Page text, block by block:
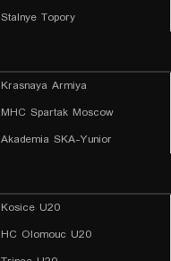
Stalnye Topory
Krasnaya Armiya
MHC Spartak Moscow
Akademia SKA-Yunior
Kosice U20
HC Olomouc U20